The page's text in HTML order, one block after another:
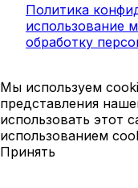
Политика
использование
обработку
Мы используем
представления
использовать этот
использованием
Принять